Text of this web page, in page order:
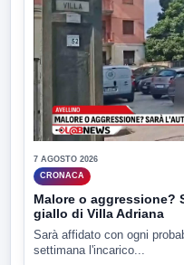
7 AGOSTO 2026
CRONACA
Malore o aggressione?
giallo di Villa Adriana
Sarà affidato con ogni
settimana l'incarico...